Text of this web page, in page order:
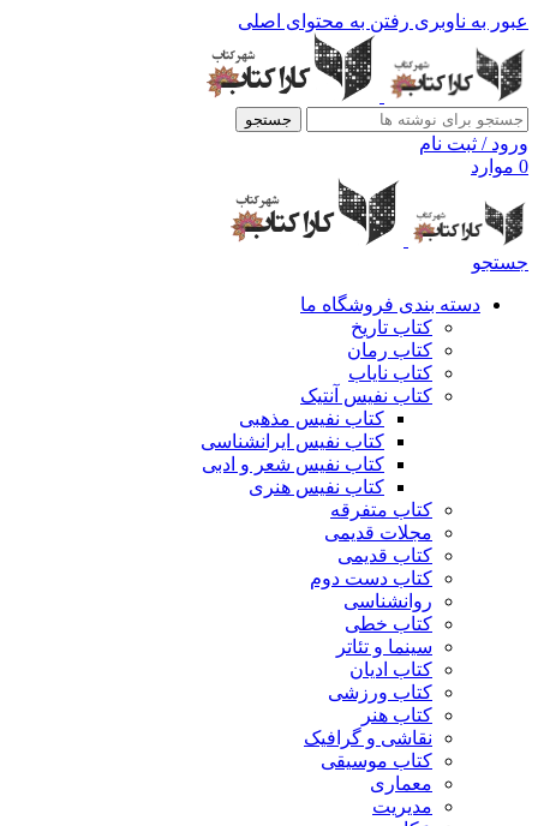
عبور به ناوبری رفتن به محتوای اصلی
جستجو
ورود / ثبت نام
0 موارد
جستجو
دسته بندی فروشگاه ما
کتاب تاریخ
کتاب رمان
کتاب نایاب
کتاب نفیس آنتیک
کتاب نفیس مذهبی
کتاب نفیس ایرانشناسی
کتاب نفیس شعر و ادبی
کتاب نفیس هنری
کتاب متفرقه
مجلات قدیمی
کتاب قدیمی
کتاب دست دوم
روانشناسی
کتاب خطی
سینما و تئاتر
کتاب ادیان
کتاب ورزشی
کتاب هنر
نقاشی و گرافیک
کتاب موسیقی
معماری
مدیریت